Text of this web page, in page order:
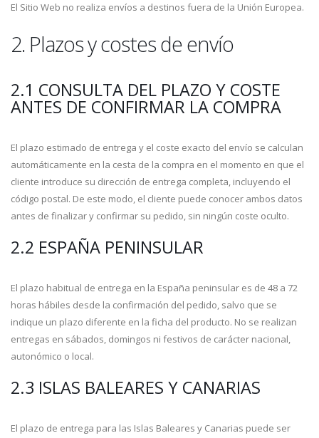
El Sitio Web no realiza envíos a destinos fuera de la Unión Europea.
2. Plazos y costes de envío
2.1 CONSULTA DEL PLAZO Y COSTE
ANTES DE CONFIRMAR LA COMPRA
El plazo estimado de entrega y el coste exacto del envío se calculan
automáticamente en la cesta de la compra en el momento en que el
cliente introduce su dirección de entrega completa, incluyendo el
código postal. De este modo, el cliente puede conocer ambos datos
antes de finalizar y confirmar su pedido, sin ningún coste oculto.
2.2 ESPAÑA PENINSULAR
El plazo habitual de entrega en la España peninsular es de 48 a 72
horas hábiles desde la confirmación del pedido, salvo que se
indique un plazo diferente en la ficha del producto. No se realizan
entregas en sábados, domingos ni festivos de carácter nacional,
autonómico o local.
2.3 ISLAS BALEARES Y CANARIAS
El plazo de entrega para las Islas Baleares y Canarias puede ser